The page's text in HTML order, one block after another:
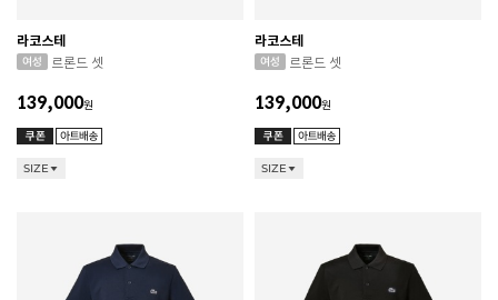
라코스테
르론드 셋
139,000원
SIZE
라코스테
르론드 셋
139,000원
SIZE